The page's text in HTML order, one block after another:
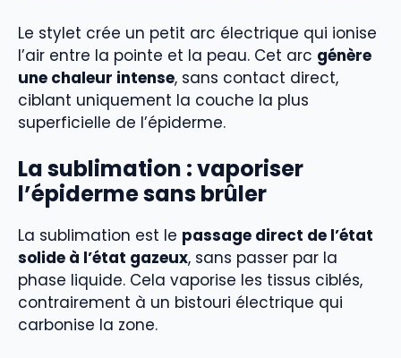
Le stylet crée un petit arc électrique qui ionise
l’air entre la pointe et la peau. Cet arc génère
une chaleur intense, sans contact direct,
ciblant uniquement la couche la plus
superficielle de l’épiderme.
La sublimation : vaporiser
l’épiderme sans brûler
La sublimation est le passage direct de l’état
solide à l’état gazeux, sans passer par la
phase liquide. Cela vaporise les tissus ciblés,
contrairement à un bistouri électrique qui
carbonise la zone.